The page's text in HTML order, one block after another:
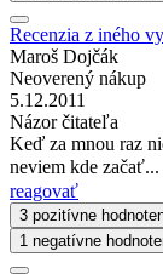
Recenzia z iného
Maroš Dojčák
Neoverený nákup
5.12.2011
Názor čitateľa
Keď za mnou raz
neviem kde začať...
reagovať
3 pozitívne
1 negatívne